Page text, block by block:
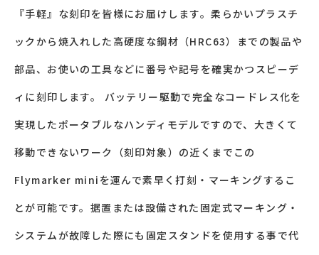
『手軽』な刻印を皆様にお届けします。柔らかいプラスチ
ックから焼入れした高硬度な鋼材（HRC63）までの製品や
部品、お使いの工具などに番号や記号を確実かつスピーデ
ィに刻印します。 バッテリー駆動で完全なコードレス化を
実現したポータブルなハンディモデルですので、大きくて
移動できないワーク（刻印対象）の近くまでこの
Flymarker mini を運んで素早く打刻・マーキングするこ
とが可能です。据置または設備された固定式マーキング・
システムが故障した際にも固定スタンドを使用する事で代